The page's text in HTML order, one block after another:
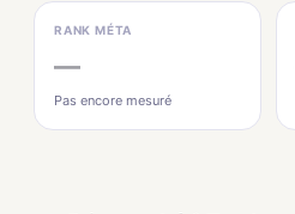
RANK MÉTA
—
Pas encore mesuré